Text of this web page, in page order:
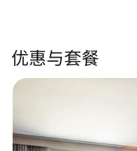
优惠与套餐